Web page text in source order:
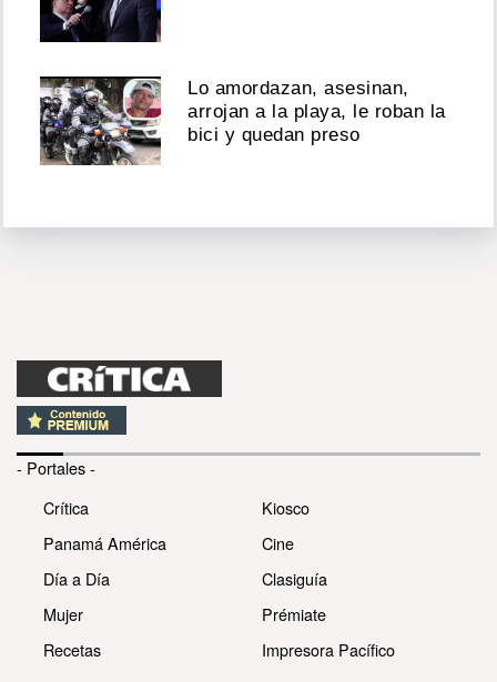
Lo amordazan, asesinan,
arrojan a la playa, le roban la
bici y quedan preso
- Portales -
Crítica
Panamá América
Día a Día
Mujer
Recetas
Kiosco
Cine
Clasiguía
Prémiate
Impresora Pacífico